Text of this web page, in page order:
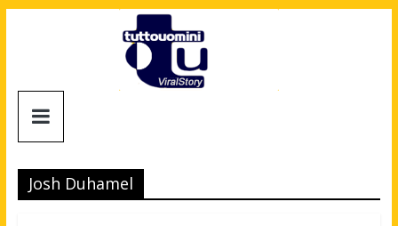
Tuttouomini
Tv,
Cinema,
Josh Duhamel